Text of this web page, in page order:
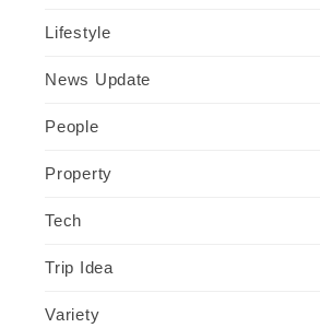
Lifestyle
News Update
People
Property
Tech
Trip Idea
Variety